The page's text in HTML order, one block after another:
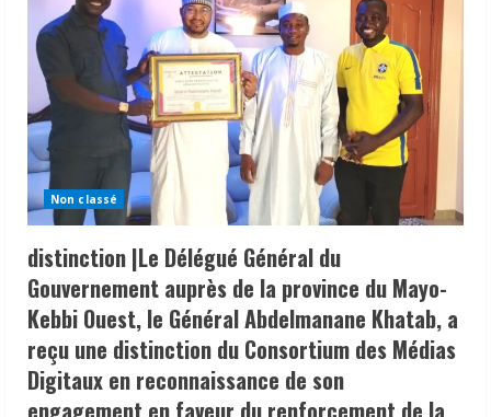
Non classé
distinction |Le Délégué Général du
Gouvernement auprès de la province du Mayo-
Kebbi Ouest, le Général Abdelmanane Khatab, a
reçu une distinction du Consortium des Médias
Digitaux en reconnaissance de son